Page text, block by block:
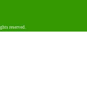
reserved.